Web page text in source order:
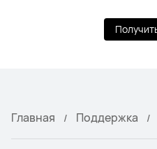
Главная Поддержка